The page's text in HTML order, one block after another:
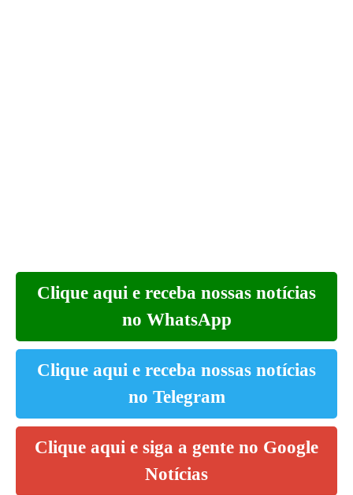
Clique aqui e receba nossas notícias
no WhatsApp
Clique aqui e receba nossas notícias
no Telegram
Clique aqui e siga a gente no Google
Notícias